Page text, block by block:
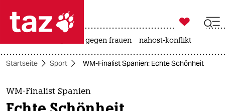
 taz zahl ich
taz zahl ich
themen

taz zahl ich
gewalt gegen frauen nahost-konflikt
Startseite Sport WM-Finalist Spanien: Echte Schönheit
WM-Finalist Spanien